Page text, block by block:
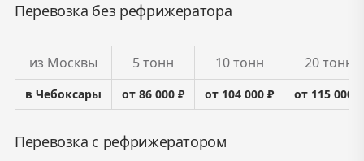
Перевозка без рефрижератора
из Москвы 5 тонн 10 тонн 20 тонн
в Чебоксары от 86 000 ₽ от 104 000 ₽ от 115 000 ₽
Перевозка с рефрижератором